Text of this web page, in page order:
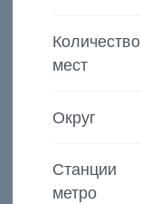
Количество
мест
Округ
Станции
метро